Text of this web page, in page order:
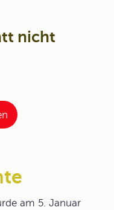
nicht
am 5. Januar